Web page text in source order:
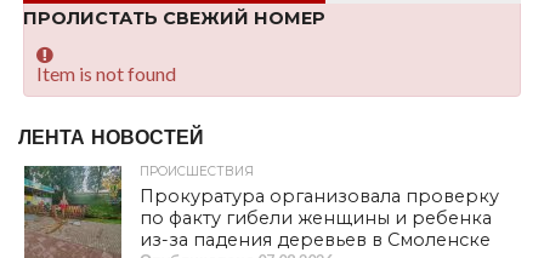
НЕТИПИЧНЫЙ ЧЕРНЫЙ СПИСОК САФОНОВО —
антисанитария полнейшая..Мусор кидают в
ближайшие кусты… Я не хочу так поступать… я
люблю свою землю?
МЕТКИ БАРАНОВО,МУСОР,МУСОРНАЯ РЕФОРМА,
САФОНОВСКИЙ РАЙОН